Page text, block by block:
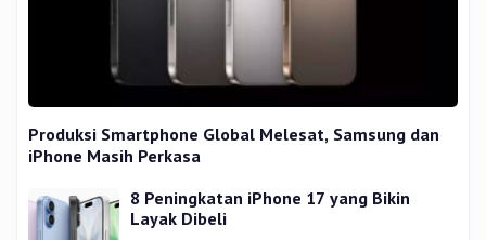
Produksi Smartphone Global Melesat, Samsung dan
iPhone Masih Perkasa
8 Peningkatan iPhone 17 yang Bikin
Layak Dibeli